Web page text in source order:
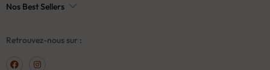
Nos Best Sellers
Retrouvez-nous sur :